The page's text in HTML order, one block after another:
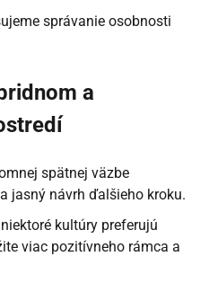
správanie osobnosti
a
spätnej väzbe
jasný návrh ďalšieho kroku.
niektoré kultúry preferujú
viac pozitívneho rámca a